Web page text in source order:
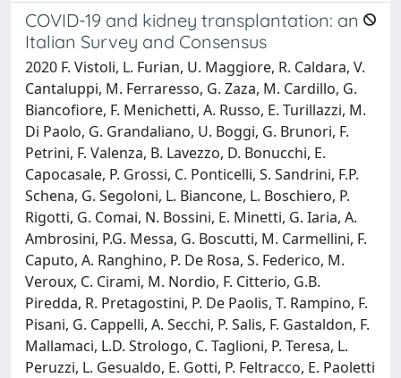
COVID-19 and kidney transplantation: an
Italian Survey and Consensus
2020 F. Vistoli, L. Furian, U. Maggiore, R. Caldara, V.
Cantaluppi, M. Ferraresso, G. Zaza, M. Cardillo, G.
Biancofiore, F. Menichetti, A. Russo, E. Turillazzi, M.
Di Paolo, G. Grandaliano, U. Boggi, G. Brunori, F.
Petrini, F. Valenza, B. Lavezzo, D. Bonucchi, E.
Capocasale, P. Grossi, C. Ponticelli, S. Sandrini, F.P.
Schena, G. Segoloni, L. Biancone, L. Boschiero, P.
Rigotti, G. Comai, N. Bossini, E. Minetti, G. Iaria, A.
Ambrosini, P.G. Messa, G. Boscutti, M. Carmellini, F.
Caputo, A. Ranghino, P. De Rosa, S. Federico, M.
Veroux, C. Cirami, M. Nordio, F. Citterio, G.B.
Piredda, R. Pretagostini, P. De Paolis, T. Rampino, F.
Pisani, G. Cappelli, A. Secchi, P. Salis, F. Gastaldon, F.
Mallamaci, L.D. Strologo, C. Taglioni, P. Teresa, L.
Peruzzi, L. Gesualdo, E. Gotti, P. Feltracco, E. Paoletti